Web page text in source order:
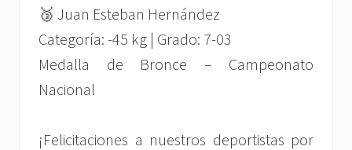
🥉 Juan Esteban Hernández
Categoría: -45 kg | Grado: 7-03
Medalla de Bronce – Campeonato
Nacional
¡Felicitaciones a nuestros deportistas por